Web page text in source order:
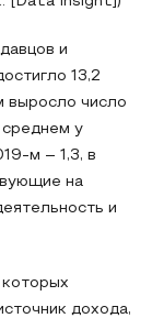
и
13,2
выросло число
среднем у
м – 1,3, в
на
и
которых
дохода,